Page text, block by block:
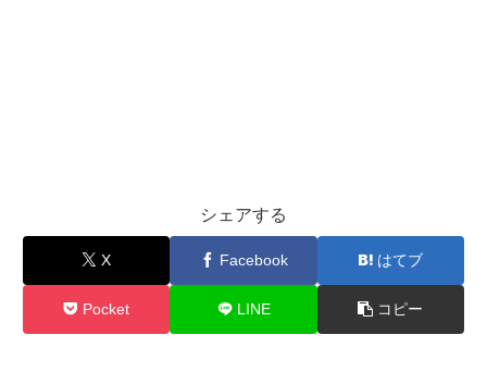
シェアする
X Facebook はてブ
Pocket LINE コピー